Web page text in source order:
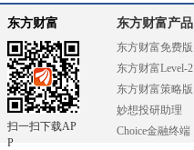
东方财富
扫一扫下载AP
P
东方财富产品
东方财富免费版
东方财富Level-2
东方财富策略版
妙想投研助理
Choice金融终端